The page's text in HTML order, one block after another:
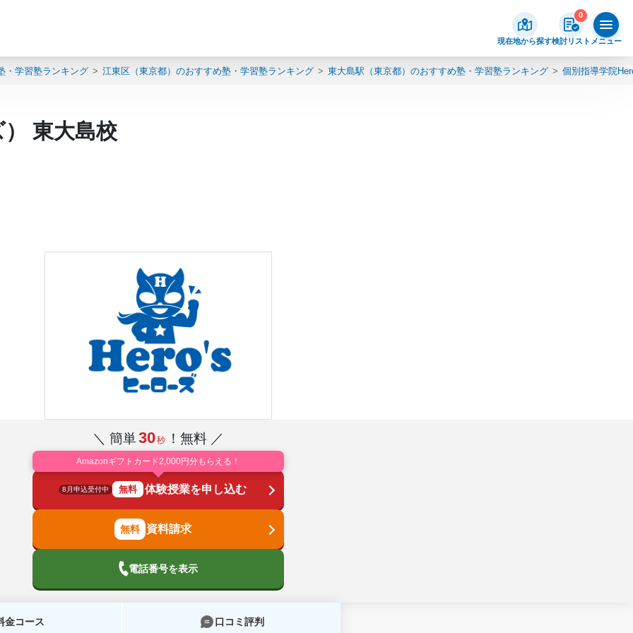
現在地から探す
0
検討リスト メニュー
・学習塾ランキング 江東区（東京都）のおすすめ塾・学習塾ランキング 東大島駅（東京都）のおすすめ塾・学習塾ランキング 個別指導学院
東大島校
＼ 簡単30秒 ！無料 ／
Amazonギフトカード2,000円分もらえる！
8月申込受付中 無料 体験授業を申し込む
資料請求
電話番号を表示
金コース 口コミ評判